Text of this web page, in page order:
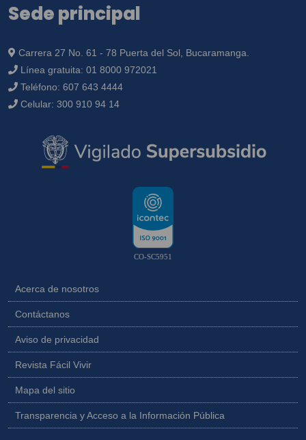
Sede principal
Carrera 27 No. 61 - 78 Puerta del Sol, Bucaramanga.
Línea gratuita: 01 8000 972021
Teléfono: 607 643 4444
Celular: 300 910 94 14
CO-SC5951
Acerca de nosotros
Contáctanos
Aviso de privacidad
Revista Fácil Vivir
Mapa del sitio
Transparencia y Acceso a la Información Pública